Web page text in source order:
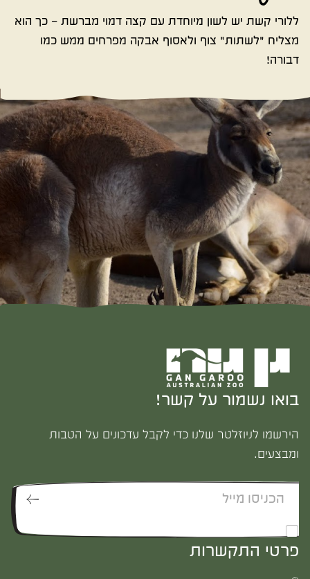
ללורי קשת יש לשון מיוחדת עם קצה דמוי מברשת – כך הוא
מצליח "לשתות" צוף ולאסוף אבקה מפרחים ממש כמו
דבורה!
פרטי התקשרות
בואו נשמור על קשר!
הירשמו לניוזלטר שלנו כדי לקבל עדכונים על הטבות
ומבצעים.
*